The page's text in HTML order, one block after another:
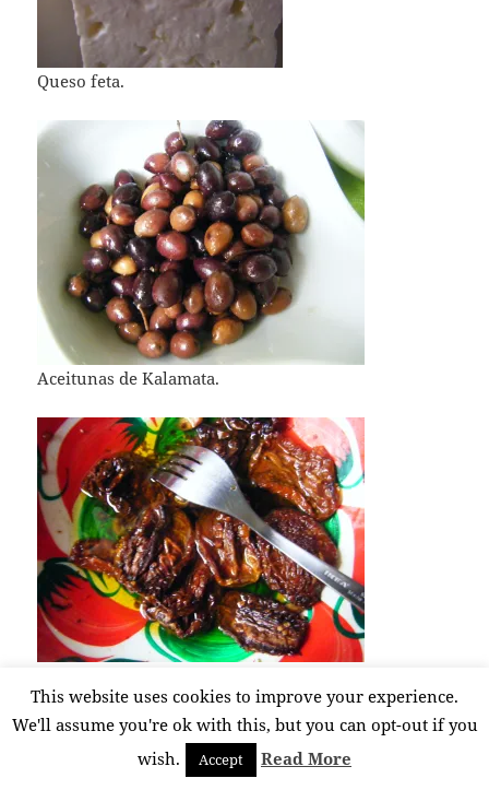
Queso feta.
Aceitunas de Kalamata.
This website uses cookies to improve your experience.
We'll assume you're ok with this, but you can opt-out if you
wish.
Accept Read More